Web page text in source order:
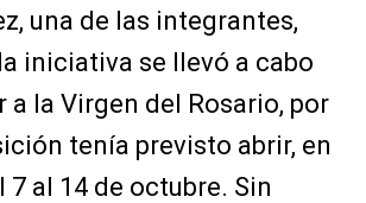
una de las integrantes,
iniciativa se llevó a cabo
a la Virgen del Rosario, por
tenía previsto abrir, en
7 al 14 de octubre. Sin